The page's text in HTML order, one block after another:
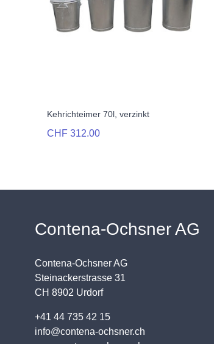
Kehrichteimer 70l, verzinkt
CHF 312.00
Contena-Ochsner AG
Contena-Ochsner AG
Steinackerstrasse 31
CH 8902 Urdorf
+41 44 735 42 15
info@contena-ochsner.ch